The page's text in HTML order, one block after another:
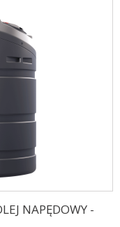
NAPĘDOWY -